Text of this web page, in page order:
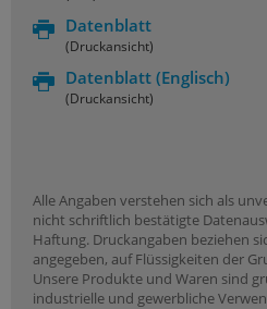
Datenblatt
(Druckansicht)
Datenblatt (Englisch)
(Druckansicht)
Alle Angaben verstehen sich als
nicht schriftlich bestätigte
Haftung. Druckangaben beziehen
angegeben, auf Flüssigkeiten der
Unsere Produkte und Waren sind
industrielle und gewerbliche